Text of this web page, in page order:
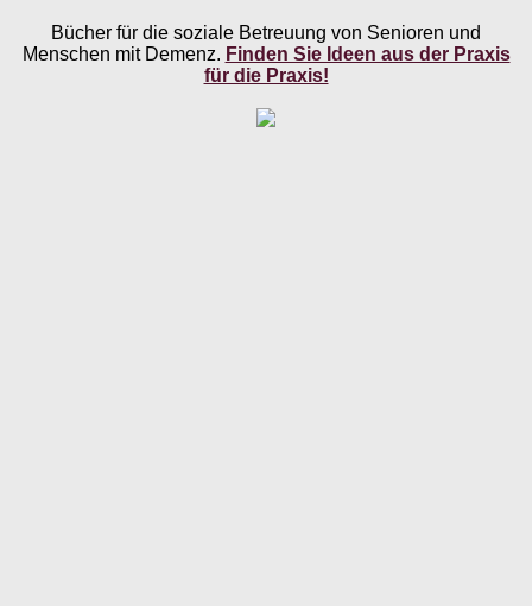
Bücher für die soziale Betreuung von Senioren und
Menschen mit Demenz. Finden Sie Ideen aus der Praxis
für die Praxis!